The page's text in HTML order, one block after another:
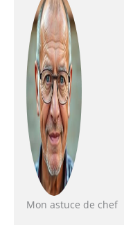
Mon astuce de chef